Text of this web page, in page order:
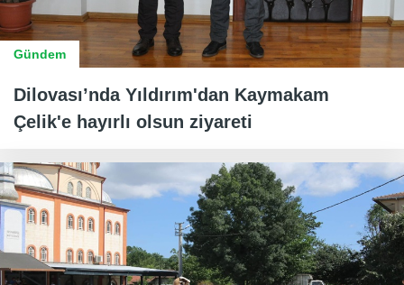
Gündem
Dilovası’nda Yıldırım'dan Kaymakam
Çelik'e hayırlı olsun ziyareti